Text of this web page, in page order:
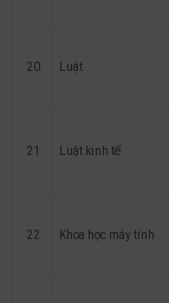
20 Luật
21 Luật kinh tế
22 Khoa học máy tính